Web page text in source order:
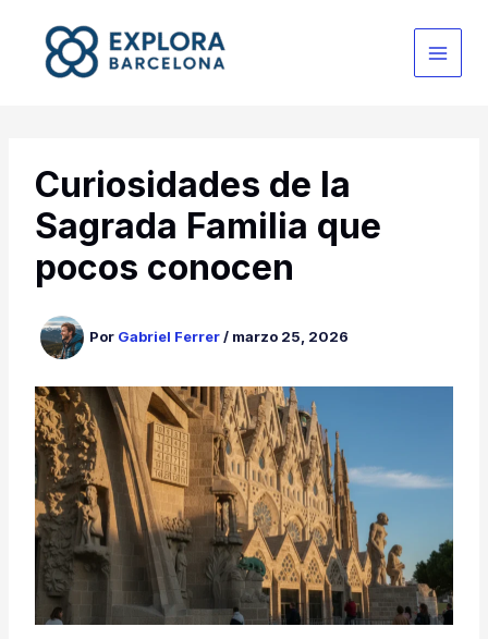
contenido
Curiosidades de la
Sagrada Familia que
pocos conocen
Por Gabriel Ferrer/ marzo 25, 2026